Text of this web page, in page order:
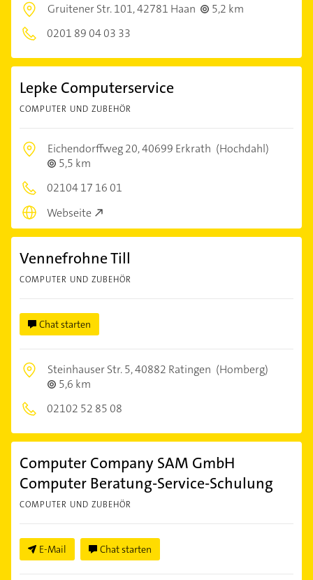
Gruitener Str. 101,42781 Haan
5,2 km
0201 89 04 03 33
Lepke Computerservice
COMPUTER UND ZUBEHÖR
Eichendorffweg 20,40699 Erkrath (Hochdahl)
5,5 km
02104 17 16 01
Webseite
Vennefrohne Till
COMPUTER UND ZUBEHÖR
Chat starten
Steinhauser Str. 5,40882 Ratingen (Homberg)
5,6 km
02102 52 85 08
Computer Company SAM GmbH
Computer Beratung-Service-Schulung
COMPUTER UND ZUBEHÖR
E-Mail Chat starten